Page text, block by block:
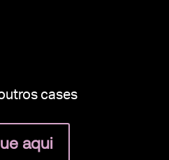
cases
aqui